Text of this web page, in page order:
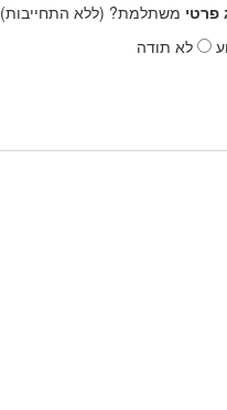
פרטי משתלמת? (ללא התחייבות)
לא תודה